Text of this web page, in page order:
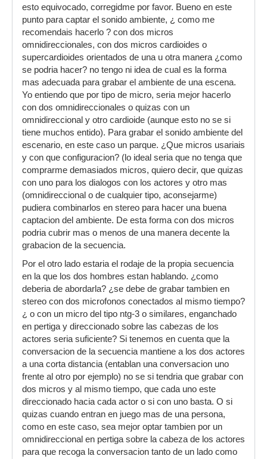
esto equivocado, corregidme por favor. Bueno en este
punto para captar el sonido ambiente, ¿ como me
recomendais hacerlo ? con dos micros
omnidireccionales, con dos micros cardioides o
supercardioides orientados de una u otra manera ¿como
se podria hacer? no tengo ni idea de cual es la forma
mas adecuada para grabar el ambiente de una escena.
Yo entiendo que por tipo de micro, seria mejor hacerlo
con dos omnidireccionales o quizas con un
omnidireccional y otro cardioide (aunque esto no se si
tiene muchos entido). Para grabar el sonido ambiente del
escenario, en este caso un parque. ¿Que micros usariais
y con que configuracion? (lo ideal seria que no tenga que
comprarme demasiados micros, quiero decir, que quizas
con uno para los dialogos con los actores y otro mas
(omnidireccional o de cualquier tipo, aconsejarme)
pudiera combinarlos en stereo para hacer una buena
captacion del ambiente. De esta forma con dos micros
podria cubrir mas o menos de una manera decente la
grabacion de la secuencia.
Por el otro lado estaria el rodaje de la propia secuencia
en la que los dos hombres estan hablando. ¿como
deberia de abordarla? ¿se debe de grabar tambien en
stereo con dos microfonos conectados al mismo tiempo?
¿ o con un micro del tipo ntg-3 o similares, enganchado
en pertiga y direccionado sobre las cabezas de los
actores seria suficiente? Si tenemos en cuenta que la
conversacion de la secuencia mantiene a los dos actores
a una corta distancia (entablan una conversacion uno
frente al otro por ejemplo) no se si tendria que grabar con
dos micros y al mismo tiempo, que cada uno este
direccionado hacia cada actor o si con uno basta. O si
quizas cuando entran en juego mas de una persona,
como en este caso, sea mejor optar tambien por un
omnidireccional en pertiga sobre la cabeza de los actores
para que recoga la conversacion tanto de un lado como